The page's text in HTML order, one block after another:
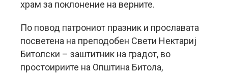
храм за поклонение на верните.
По повод патрониот празник и прославата
посветена на преподобен Свети Нектариј
Битолски – заштитник на градот, во
простоириите на Општина Битола,